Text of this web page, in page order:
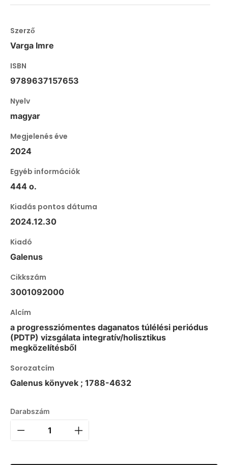
Szerző
Varga Imre
ISBN
9789637157653
Nyelv
magyar
Megjelenés éve
2024
Egyéb információk
444 o.
Kiadás pontos dátuma
2024.12.30
Kiadó
Galenus
Cikkszám
3001092000
Alcím
a progressziómentes daganatos túlélési periódus
(PDTP) vizsgálata integratív/holisztikus
megközelítésből
Sorozatcím
Galenus könyvek ; 1788-4632
Darabszám